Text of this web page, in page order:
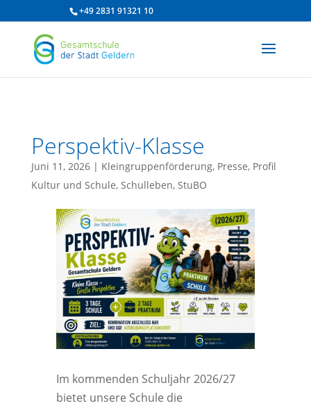
+49 2831 91321 10
Perspektiv-Klasse
Juni 11, 2026| Kleingruppenförderung, Presse, Profil
Kultur und Schule, Schulleben, StuBO
Im kommenden Schuljahr 2026/27
bietet unsere Schule die